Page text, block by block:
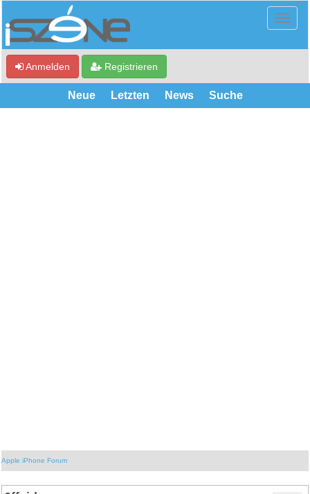
Anmelden Registrieren
Neue Letzten News Suche
Apple iPhone Forum